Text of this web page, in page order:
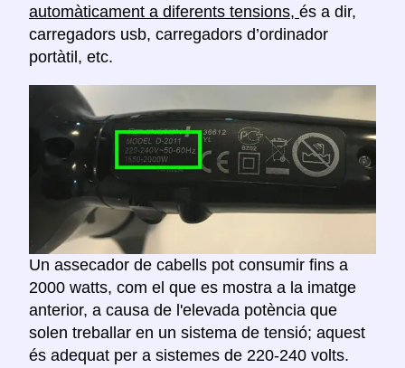
automàticament a diferents tensions, és a dir,
carregadors usb, carregadors d’ordinador
portàtil, etc.
Un assecador de cabells pot consumir fins a
2000 watts, com el que es mostra a la imatge
anterior, a causa de l'elevada potència que
solen treballar en un sistema de tensió; aquest
és adequat per a sistemes de 220-240 volts.